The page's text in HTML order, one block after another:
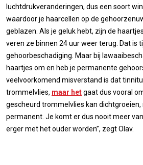
luchtdrukveranderingen, dus een soort
waardoor je haarcellen op de
geblazen. Als je geluk hebt, zijn de
veren ze binnen 24 uur weer terug. Dat is
gehoorbeschadiging. Maar bij
haartjes om en heb je permanente
veelvoorkomend misverstand is dat
trommelvlies, maar hetgaat dus vooral
gescheurd trommelvlies kan
permanent. Je komt er dus nooit meer
erger met het ouder worden”, zegt Olav.